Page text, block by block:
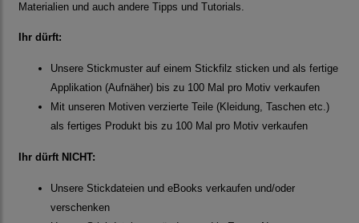
Materialien und auch andere Tipps und Tutorials.
Ihr dürft:
Unsere Stickmuster auf einem Stickfilz sticken und als fertige
Applikation (Aufnäher) bis zu 100 Mal pro Motiv verkaufen
Mit unseren Motiven verzierte Teile (Kleidung, Taschen etc.)
als fertiges Produkt bis zu 100 Mal pro Motiv verkaufen
Ihr dürft NICHT:
Unsere Stickdateien und eBooks verkaufen und/oder
verschenken